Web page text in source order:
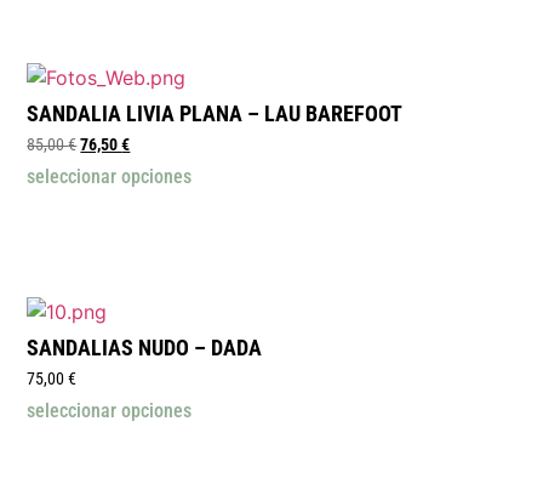
SANDALIA LIVIA PLANA – LAU BAREFOOT
85,00€76,50€
seleccionar opciones
SANDALIAS NUDO – DADA
75,00€
seleccionar opciones